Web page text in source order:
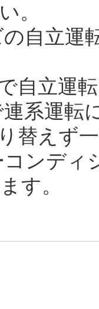
。
の自立運
自立運
系運転
替えず
コンデ
す。